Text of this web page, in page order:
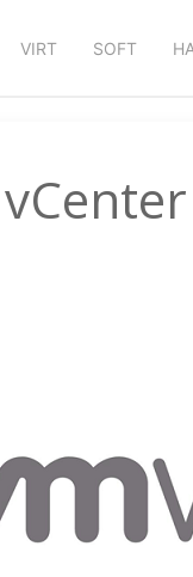
VIRT SOFT